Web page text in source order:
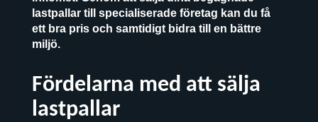
lastpallar till specialiserade företag kan du få
ett bra pris och samtidigt bidra till en bättre
miljö.
Fördelarna med att sälja
lastpallar